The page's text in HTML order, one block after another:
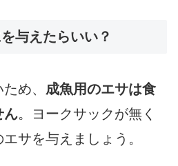
与えたらいい？
め、 成魚用のエサは食
ん。ヨークサックが無く
サを与えましょう。